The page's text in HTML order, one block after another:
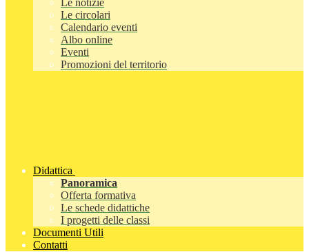
Le notizie
Le circolari
Calendario eventi
Albo online
Eventi
Promozioni del territorio
Didattica
Panoramica
Offerta formativa
Le schede didattiche
I progetti delle classi
Documenti Utili
Contatti